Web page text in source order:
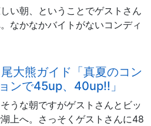
い朝、ということでゲストさん
なかなかバイトがないコンディ
大熊ガイド「真夏のコン
ンで45up、40up!!」
うな朝ですがゲストさんとビッ
上へ。さっそくゲストさんに48